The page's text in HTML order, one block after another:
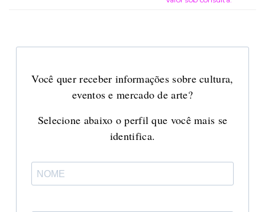
Você quer receber informações sobre cultura,
eventos e mercado de arte?
Selecione abaixo o perfil que você mais se
identifica.